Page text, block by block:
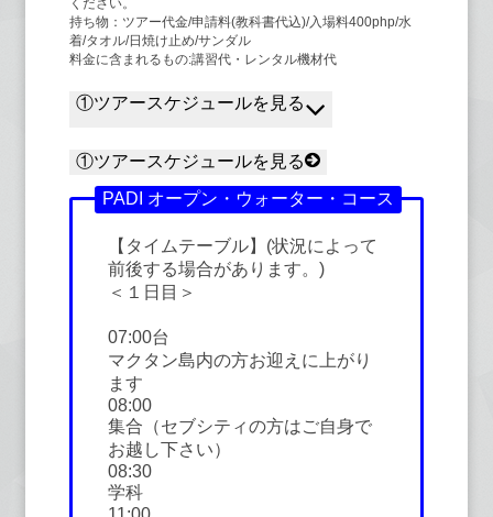
持ち物：ツアー代金/申請料(教科書代込)/入場料400php/水
着/タオル/日焼け止め/サンダル
料金に含まれるもの:講習代・レンタル機材代
①ツアースケジュールを見る
①ツアースケジュールを見る
PADI オープン・ウォーター・コース
【タイムテーブル】(状況によって
前後する場合があります。)
＜１日目＞
07:00台
マクタン島内の方お迎えに上がり
ます
08:00
集合（セブシティの方はご自身で
お越し下さい）
08:30
学科